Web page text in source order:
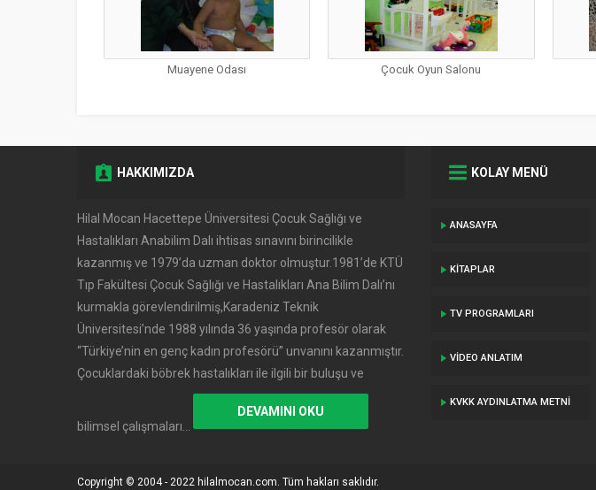
Muayene Odası Çocuk Oyun Salonu
HAKKIMIZDA
Hilal Mocan Hacettepe Üniversitesi Çocuk Sağlığı ve
Hastalıkları Anabilim Dalı ihtisas sınavını birincilikle
kazanmış ve 1979’da uzman doktor olmuştur.1981’de KTÜ
Tıp Fakültesi Çocuk Sağlığı ve Hastalıkları Ana Bilim Dalı’nı
kurmakla görevlendirilmiş,Karadeniz Teknik
Üniversitesi’nde 1988 yılında 36 yaşında profesör olarak
‘‘Türkiye’nin en genç kadın profesörü’’ unvanını kazanmıştır.
Çocuklardaki böbrek hastalıkları ile ilgili bir buluşu ve
bilimsel çalışmaları…
DEVAMINI OKU
KOLAY MENÜ
ANASAYFA
KITAPLAR
TV PROGRAMLARI
VIDEO ANLATIM
KVKK AYDINLATMA METNI
Copyright © 2004 - 2022 hilalmocan.com. Tüm hakları saklıdır.